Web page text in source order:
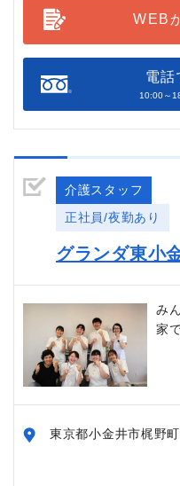
WEB
電話
10:00～
介護スタッフ
正社員/夜勤あり
グランダ東小
み
家
東京都小金井市梶野